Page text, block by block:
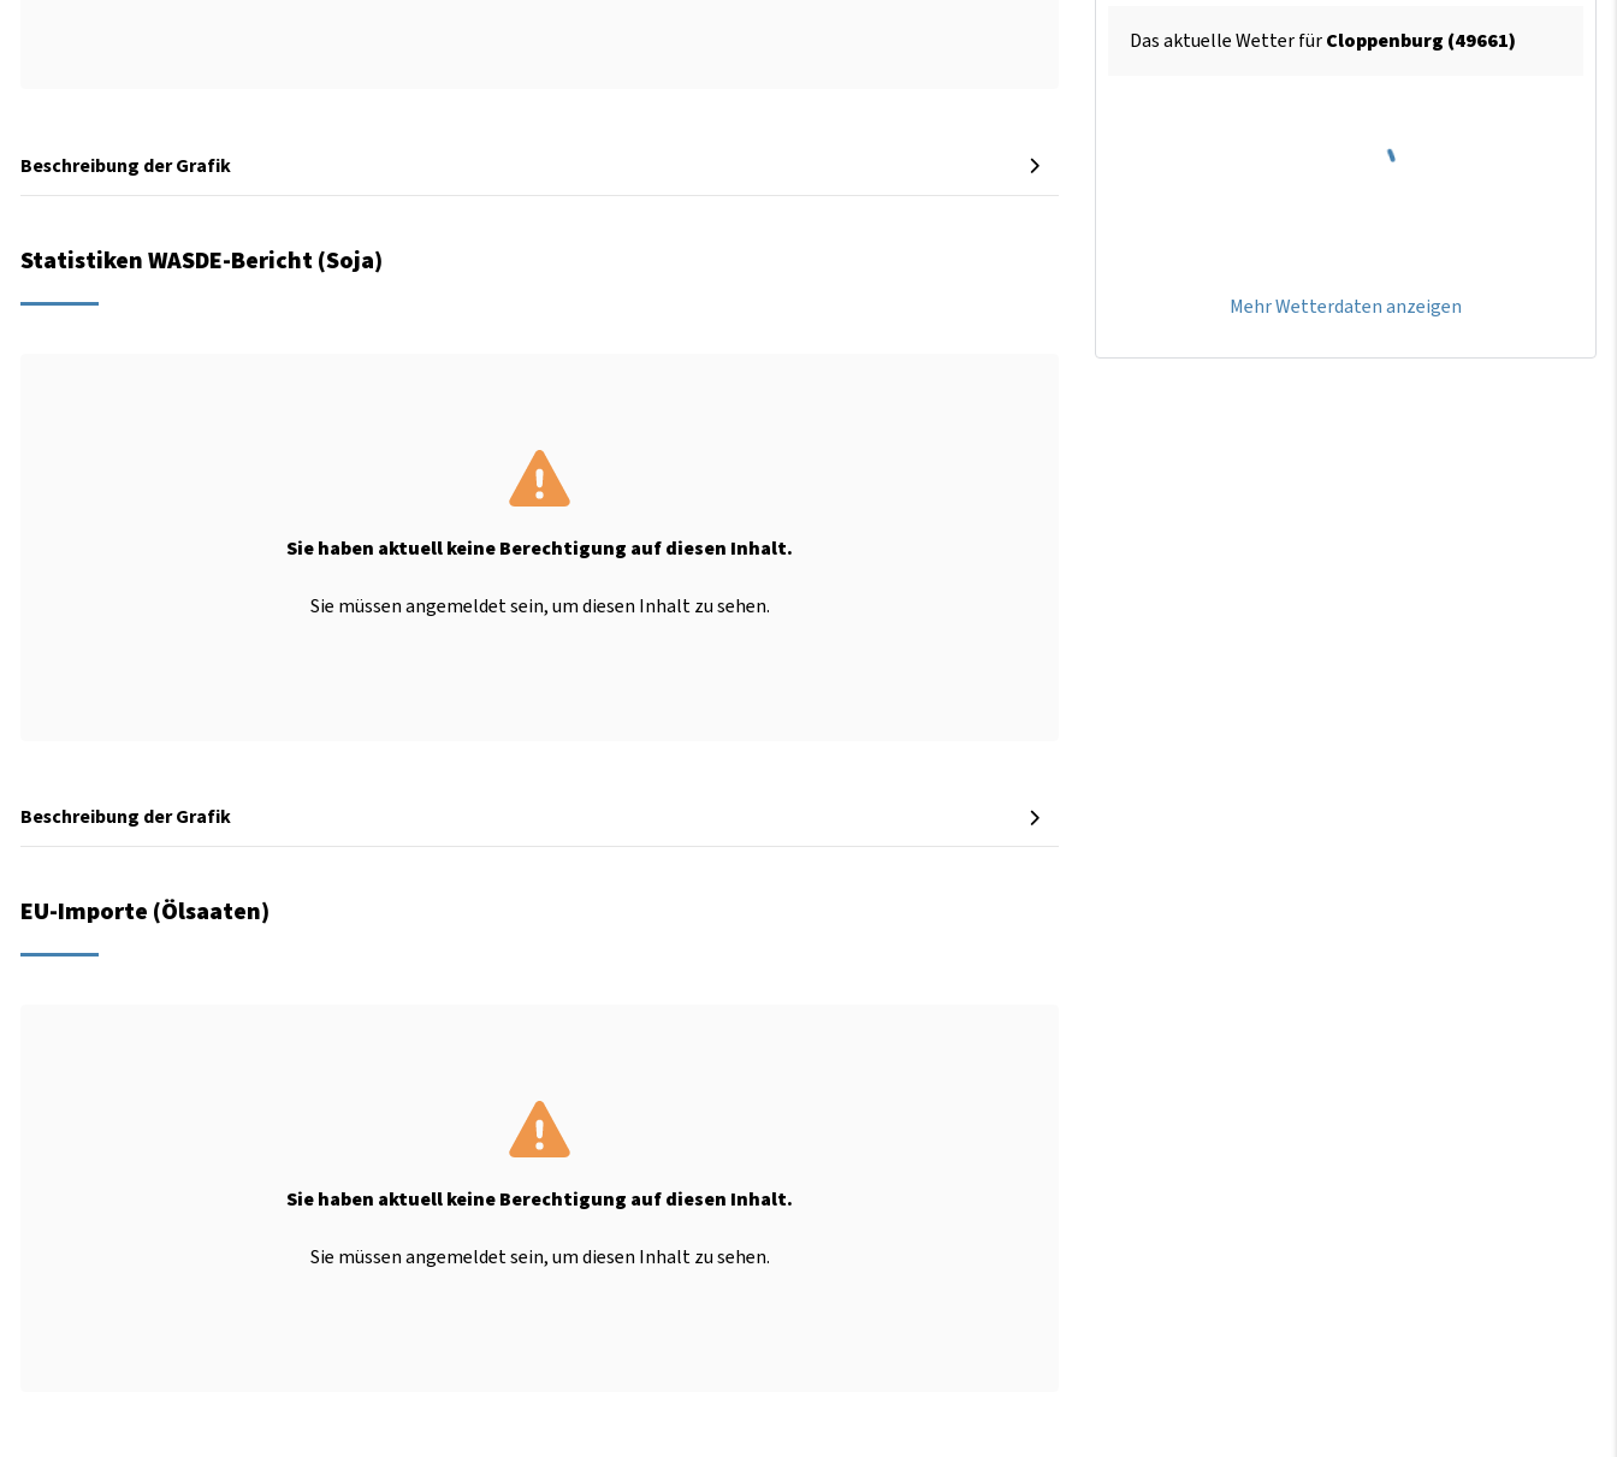
Beschreibung der Grafik
Statistiken WASDE-Bericht (Soja)
Sie haben aktuell keine Berechtigung auf diesen Inhalt.
Sie müssen angemeldet sein, um diesen Inhalt zu sehen.
Beschreibung der Grafik
EU-Importe (Ölsaaten)
Sie haben aktuell keine Berechtigung auf diesen Inhalt.
Sie müssen angemeldet sein, um diesen Inhalt zu sehen.
Das aktuelle Wetter fürCloppenburg (49661)
Mehr Wetterdaten anzeigen